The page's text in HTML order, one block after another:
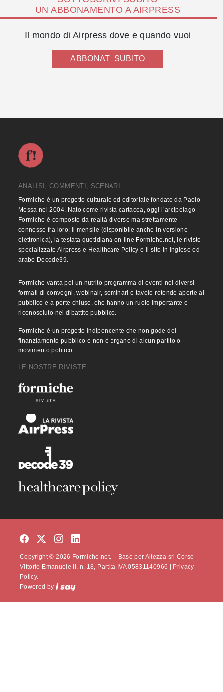
UN ABBONAMENTO A AIRPRESS
Il mondo di Airpress dove e quando vuoi
ABBONATI SUBITO
ANALISI, COMMENTI, SCENARI
Formiche è un progetto culturale ed editoriale fondato da Paolo
Messa nel 2004. Nato come rivista cartacea, oggi l’arcipelago
Formiche è composto da realtà diverse ma strettamente
connesse fra loro: il mensile (disponibile anche in versione
elettronica), la testata quotidiana on-line Formiche.net, le riviste
specializzate Airpress e Healthcare Policy e il sito in inglese ed
arabo Decode39.
Formiche vanta poi un nutrito programma di eventi nei diversi
formati di convegni, webinair, seminari e tavole rotonde aperte al
pubblico e a porte chiuse, che hanno un ruolo importante e
riconosciuto nel dibattito pubblico.
Formiche è un progetto indipendente che non gode del
finanziamento pubblico e non è organo di alcun partito o
movimento politico.
LE NOSTRE RIVISTE
Copyright © 2026 Formiche.net. – Base per Altezza srl Corso
Vittorio Emanuele II, n. 18, Partita IVA 05831140966 |
Privacy
Policy.
Powered by